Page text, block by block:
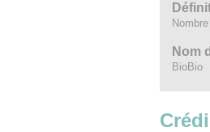
Nom
BioBio